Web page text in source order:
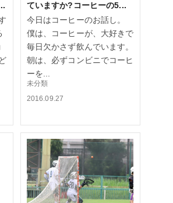
ていますか?コーヒーの5...
今日はコーヒーのお話し。
僕は、コーヒーが、大好きで
毎日欠かさず飲んでいます。
朝は、必ずコンビニでコーヒ
ーを...
未分類
2016.09.27